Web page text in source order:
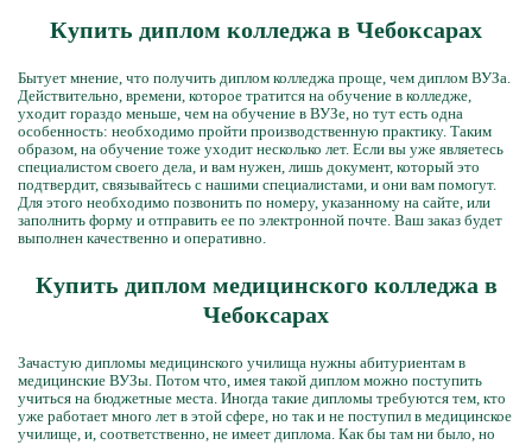
Купить диплом колледжа в Чебоксарах
Бытует мнение, что получить диплом колледжа проще, чем диплом ВУЗа.
Действительно, времени, которое тратится на обучение в колледже,
уходит гораздо меньше, чем на обучение в ВУЗе, но тут есть одна
особенность: необходимо пройти производственную практику. Таким
образом, на обучение тоже уходит несколько лет. Если вы уже являетесь
специалистом своего дела, и вам нужен, лишь документ, который это
подтвердит, связывайтесь с нашими специалистами, и они вам помогут.
Для этого необходимо позвонить по номеру, указанному на сайте, или
заполнить форму и отправить ее по электронной почте. Ваш заказ будет
выполнен качественно и оперативно.
Купить диплом медицинского колледжа в
Чебоксарах
Зачастую дипломы медицинского училища нужны абитуриентам в
медицинские ВУЗы. Потом что, имея такой диплом можно поступить
учиться на бюджетные места. Иногда такие дипломы требуются тем, кто
уже работает много лет в этой сфере, но так и не поступил в медицинское
училище, и, соответственно, не имеет диплома. Как бы там ни было, но